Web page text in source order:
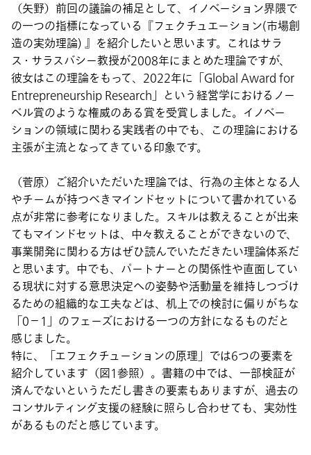
（矢野）前回の議論の補足として、イノベーション界隈で
の一つの指標になっている『フェクチュエーション(市場創
造の実効理論) 』を紹介したいと思います。これはサラ
ス・サラスバシー教授が2008年にまとめた理論ですが、
彼女はこの理論をもって、2022年に「Global Award for
Entrepreneurship Research」という経営学におけるノー
ベル賞のような権威のある賞を受賞しました。イノベー
ションの領域に関わる実践者の中でも、この理論における
主張が主流となってきている印象です。
（菅原）ご紹介いただいた理論では、行為の主体となる人
やチームが持つべきマインドセットについて書かれている
点が非常に参考になりました。スキルは教えることが出来
てもマインドセットは、中々教えることができないので、
事業開発に関わる方はぜひ読んでいただきたい理論体系だ
と思います。中でも、パートナーとの関係性や直面してい
る現状に対する意思決定への姿勢や活動量を維持しつづけ
るための組織的な工夫などは、机上での検討に偏りがちな
「0‐1」のフェーズにおける一つの方針になるものだと
感じました。
特に、「エフェクチューションの原理」では6つの要素を
紹介しています（図1参照）。書籍の中では、一部検証が
済んでないというただし書きの要素もありますが、過去の
コンサルティング支援の経験に照らし合わせても、実効性
があるものだと感じています。